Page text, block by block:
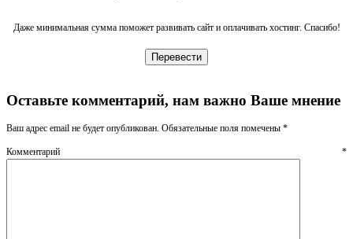
Даже минимальная сумма поможет развивать сайт и оплачивать хостинг. Спасибо!
Перевести
Оставьте комментарий, нам важно Ваше мнение
Ваш адрес email не будет опубликован. Обязательные поля помечены *
Комментарий *